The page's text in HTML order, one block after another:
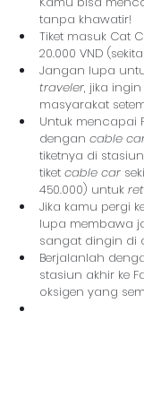
tanpa khawatir!
Tiket masuk Cat
20.000 VND
Jangan lupa
traveler, jika
masyarakat
Untuk mencapai
dengan cable
tiketnya di
tiket cable car
450.000) untuk
Jika kamu pergi
lupa membawa
sangat dingin di
Berjalanlah
stasiun akhir ke
oksigen yang